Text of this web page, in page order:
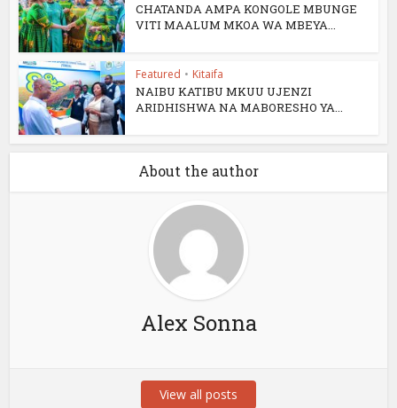
CHATANDA AMPA KONGOLE MBUNGE
VITI MAALUM MKOA WA MBEYA...
Featured • Kitaifa
NAIBU KATIBU MKUU UJENZI
ARIDHISHWA NA MABORESHO YA...
About the author
Alex Sonna
View all posts